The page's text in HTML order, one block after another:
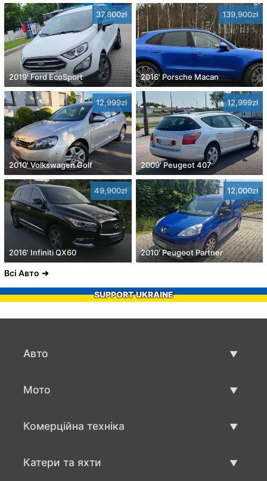
37,800zł
2019' Ford EcoSport
139,900zł
2016' Porsche Macan
12,999zł
2010' Volkswagen Golf
12,999zł
2009' Peugeot 407
49,900zł
2016' Infiniti QX60
12,000zł
2010' Peugeot Partner
Всі Авто
SUPPORT UKRAINE
Авто
Мото
Комерційна техніка
Катери та яхти